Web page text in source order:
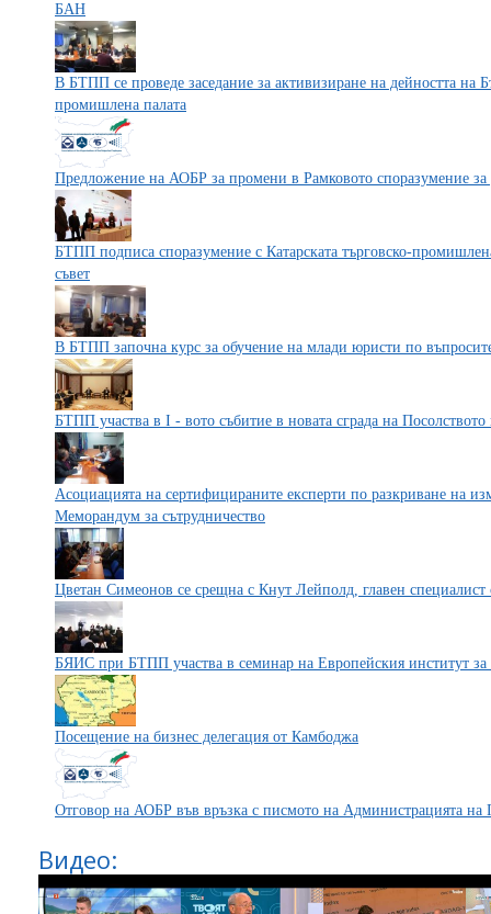
БАН
В БТПП се проведе заседание за активизиране на дейността на
промишлена палата
Предложение на АОБР за промени в Рамковото споразумение
БТПП подписа споразумение с Катарската търговско-
съвет
В БТПП започна курс за обучение на млади юристи по
БТПП участва в I - вото събитие в новата сграда на
Асоциацията на сертифицираните експерти по разкриване на
Меморандум за сътрудничество
Цветан Симеонов се срещна с Кнут Лейполд, главен
БЯИС при БТПП участва в семинар на Европейския институт за
Посещение на бизнес делегация от Камбоджа
Отговор на АОБР във връзка с писмото на Администрацията на
Видео: